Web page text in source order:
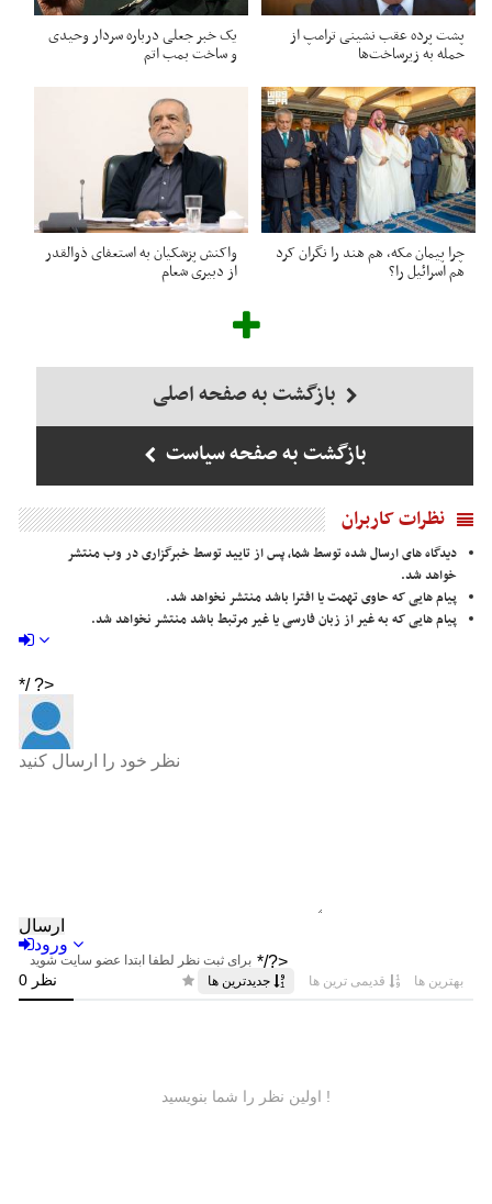
پشت پرده عقب نشینی ترامپ از
حمله به زیرساخت‌ها
یک خبر جعلی درباره سردار وحیدی
و ساخت بمب اتم
چرا پیمان مکه، هم هند را نگران کرد
هم اسرائیل را؟
واکنش پزشکیان به استعفای ذوالقدر
از دبیری شعام
بازگشت به صفحه اصلی
بازگشت به صفحه سیاست
نظرات کاربران
دیدگاه های ارسال شده توسط شما، پس از تایید توسط خبرگزاری در وب منتشر
خواهد شد.
پیام هایی که حاوی تهمت یا افترا باشد منتشر نخواهد شد.
پیام هایی که به غیر از زبان فارسی یا غیر مرتبط باشد منتشر نخواهد شد.